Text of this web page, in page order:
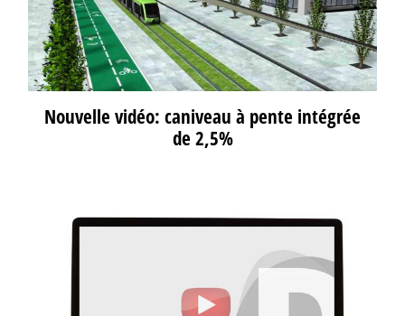
Nouvelle vidéo: caniveau à pente intégrée
de 2,5%